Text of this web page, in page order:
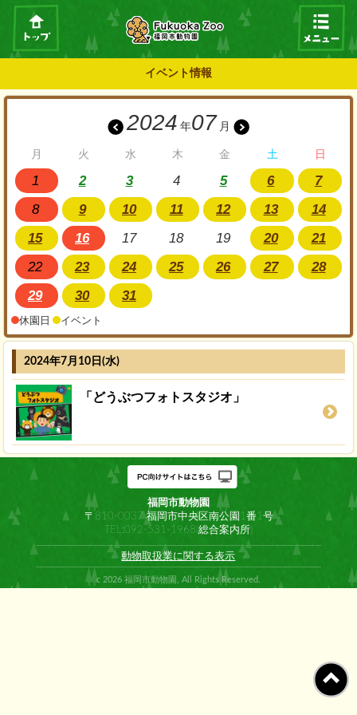
イベント情報
2024 年07 月
月 火 水 木 金 土 日
1 2 3 4 5 6
7
8
9 10 11 12 13
14
15
16 17 18 19 20
21
22
23 24 25 26 27
28
29
30 31
休園日 イベント
2024年7月10日(水)
「どうぶつフォトスタジオ」
福岡市動物園
〒810-0037 福岡市中央区南公園1番1号
TEL:092-531-1968(総合案内所)
動物取扱業に関する表示
c 2026 福岡市動物園, All Rights Reserved.